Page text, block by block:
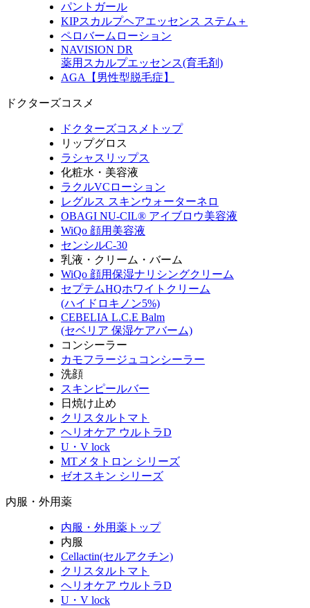
パントガール
KIPスカルプヘアエッセンス ステム＋
ペロバームローション
NAVISION DR
薬用スカルプエッセンス(育毛剤)
AGA【男性型脱毛症】
ドクターズコスメ
ドクターズコスメトップ
リップグロス
ラシャスリップス
化粧水・美容液
ラクルVCローション
レグルス スキンウォーターネロ
OBAGI NU-CIL® アイブロウ美容液
WiQo 顔用美容液
センシルC-30
乳液・クリーム・バーム
WiQo 顔用保湿ナリシングクリーム
セプテムHQホワイトクリーム
(ハイドロキノン5%)
CEBELIA L.C.E Balm
(セベリア 保湿ケアバーム)
コンシーラー
カモフラージュコンシーラー
洗顔
スキンピールバー
日焼け止め
クリスタルトマト
ヘリオケア ウルトラD
U・V lock
MTメタトロン シリーズ
ゼオスキン シリーズ
内服・外用薬
内服・外用薬トップ
内服
Cellactin(セルアクチン)
クリスタルトマト
ヘリオケア ウルトラD
U・V lock